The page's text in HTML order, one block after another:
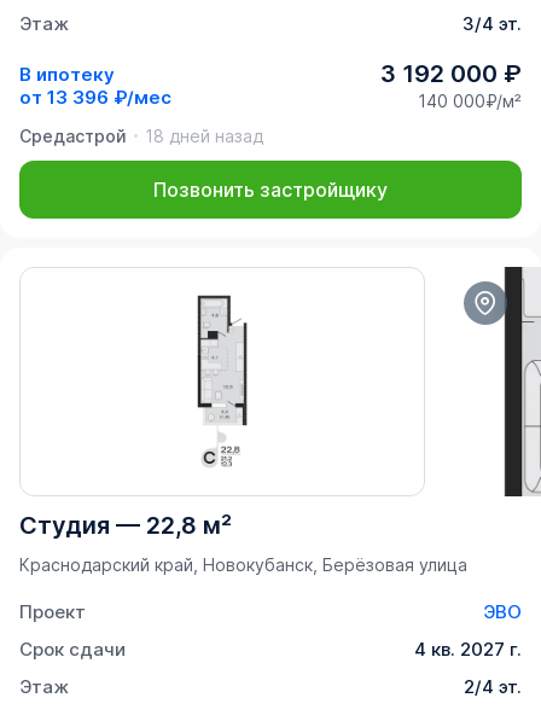
Этаж
3/4 эт.
В ипотеку
от 13 396 ₽/мес
3 192 000 ₽
140 000₽/м²
Средастрой
18 дней назад
Позвонить застройщику
Студия — 22,8 м²
Краснодарский край, Новокубанск, Берёзовая улица
Проект
ЭВО
Срок сдачи
4 кв. 2027 г.
Этаж
2/4 эт.